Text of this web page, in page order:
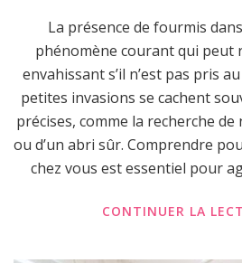
La présence de fourmis
phénomène courant qui peut
envahissant s’il n’est pas pris
petites invasions se cachent
précises, comme la recherche
ou d’un abri sûr. Comprendre
chez vous est essentiel pour
CONTINUER LA